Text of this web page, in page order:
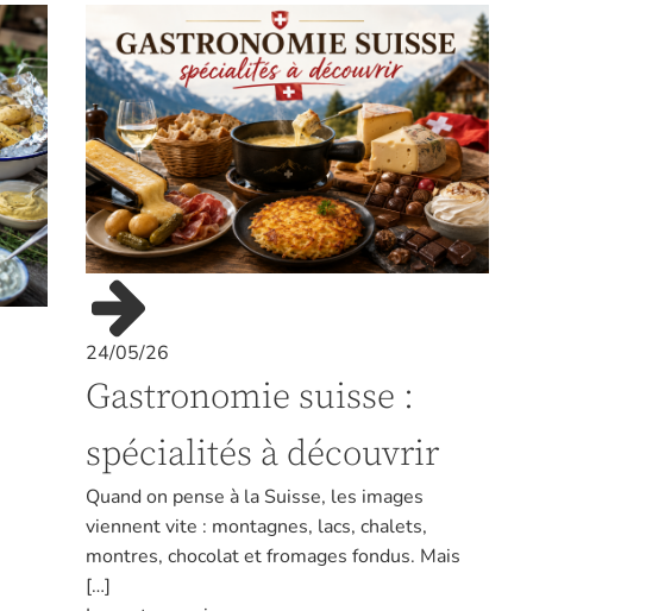
24/05/26
Gastronomie suisse :
spécialités à découvrir
Quand on pense à la Suisse, les images
viennent vite : montagnes, lacs, chalets,
montres, chocolat et fromages fondus. Mais
[…]